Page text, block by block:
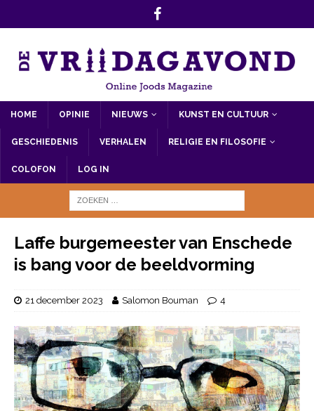
HOME OPINIE NIEUWS KUNST EN CULTUUR
GESCHIEDENIS VERHALEN RELIGIE EN FILOSOFIE
COLOFON LOG IN
Laffe burgemeester van Enschede
is bang voor de beeldvorming
21 december 2023 Salomon Bouman 4